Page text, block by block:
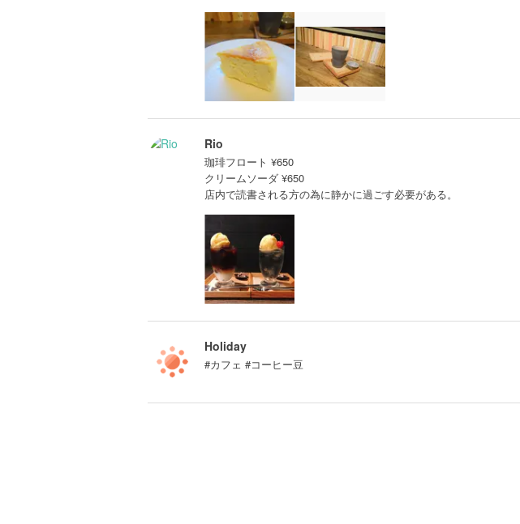
Rio
珈琲フロート ¥650
クリームソーダ ¥650
店内で読書される方の為に静かに過ごす必要がある。
Holiday
#カフェ #コーヒー豆